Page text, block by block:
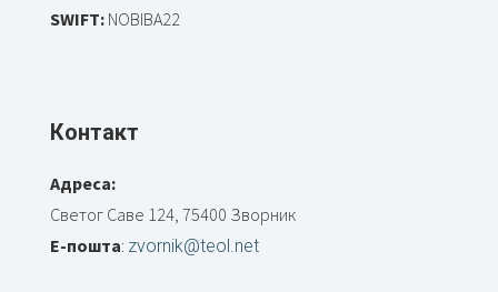
SWIFT:NOBIBA22
Контакт
Адреса:
Светог Саве 124, 75400 Зворник
Е-пошта: zvornik@teol.net